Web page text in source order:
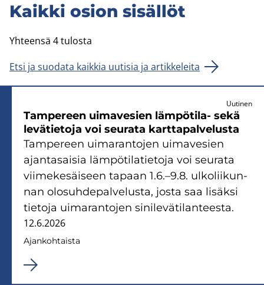
Kaik­ki osion si­säl­löt
Yhteensä 4 tulosta
Etsi ja suodata kaikkia uutisia ja artikkeleita
Uutinen
Tam­pe­reen ui­ma­ve­sien lämpötila-​ sekä
le­vä­tie­to­ja voi seu­ra­ta kart­ta­pal­ve­lus­ta
Tam­pe­reen ui­ma­ran­to­jen ui­ma­ve­sien
ajan­ta­sai­sia läm­pö­ti­la­tie­to­ja voi seu­ra­ta
vii­me­ke­säi­seen ta­paan 1.6.–9.8. ul­ko­lii­kun­
nan olo­suh­de­pal­ve­lus­ta, josta saa li­säk­si
tie­to­ja ui­ma­ran­to­jen si­ni­le­vä­ti­lan­tees­ta.
12.6.2026
Ajan­koh­tais­ta